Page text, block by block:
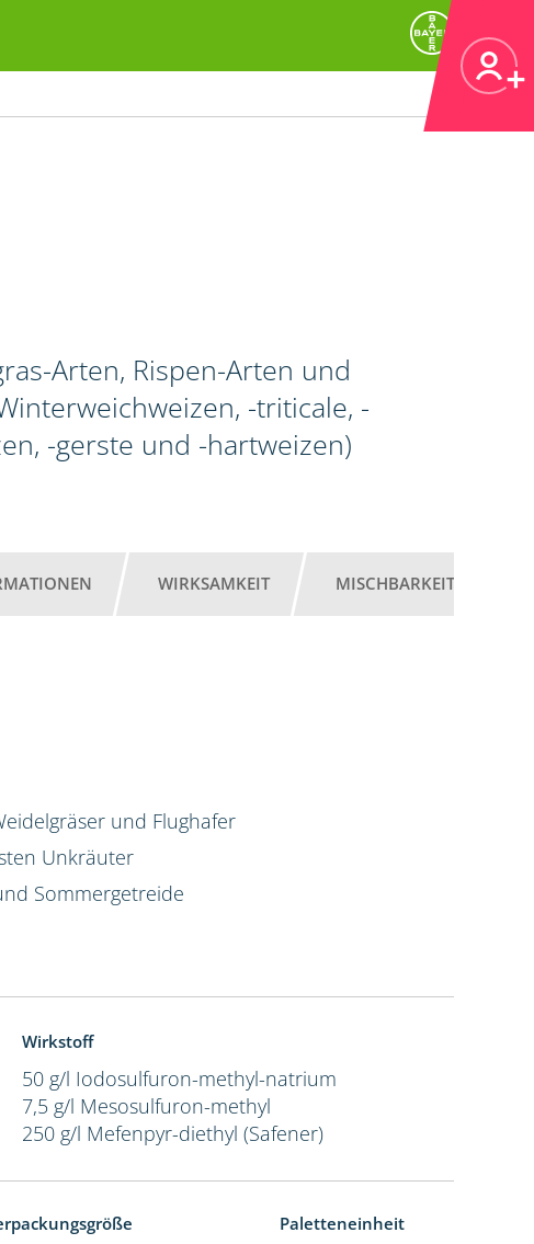
Arten, Rispen-Arten und
-triticale, -
-gerste und -hartweizen)
WIRKSAMKEIT MISCHBARKEIT
und Flughafer
Unkräuter
Sommergetreide
Wirkstoff
50 g/l Iodosulfuron-methyl-natrium
7,5 g/l Mesosulfuron-methyl
250 g/l Mefenpyr-diethyl (Safener)
Paletteneinheit